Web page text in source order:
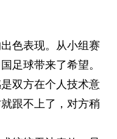
色表现。从小组赛
足球带来了希望。
双方在个人技术意
跟不上了，对方稍